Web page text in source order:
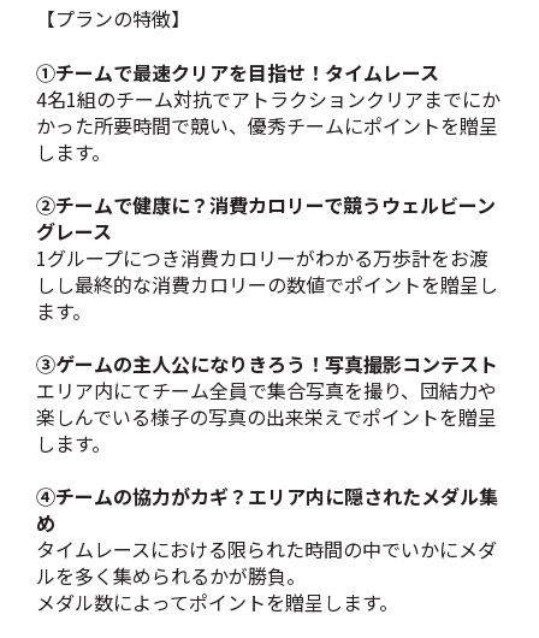
【プランの特徴】
①チームで最速クリアを目指せ！タイムレース
4名1組のチーム対抗でアトラクションクリアまでにか
かった所要時間で競い、優秀チームにポイントを贈呈
します。
②チームで健康に？消費カロリーで競うウェルビーン
グレース
1グループにつき消費カロリーがわかる万歩計をお渡
しし最終的な消費カロリーの数値でポイントを贈呈し
ます。
③ゲームの主人公になりきろう！写真撮影コンテスト
エリア内にてチーム全員で集合写真を撮り、団結力や
楽しんでいる様子の写真の出来栄えでポイントを贈呈
します。
④チームの協力がカギ？エリア内に隠されたメダル集
め
タイムレースにおける限られた時間の中でいかにメダ
ルを多く集められるかが勝負。
メダル数によってポイントを贈呈します。